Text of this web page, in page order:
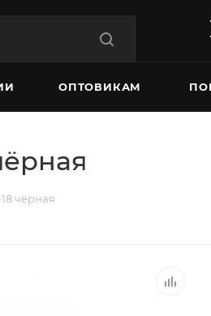
ОПТОВИКАМ
чёрная